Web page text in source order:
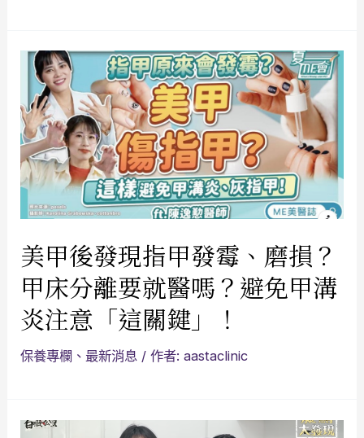
美甲後發現指甲發霉、磨損？
甲床分離要就醫嗎？避免甲溝
炎注意「這關鍵」！
保養專欄 、 最新消息 / 作者:aastaclinic